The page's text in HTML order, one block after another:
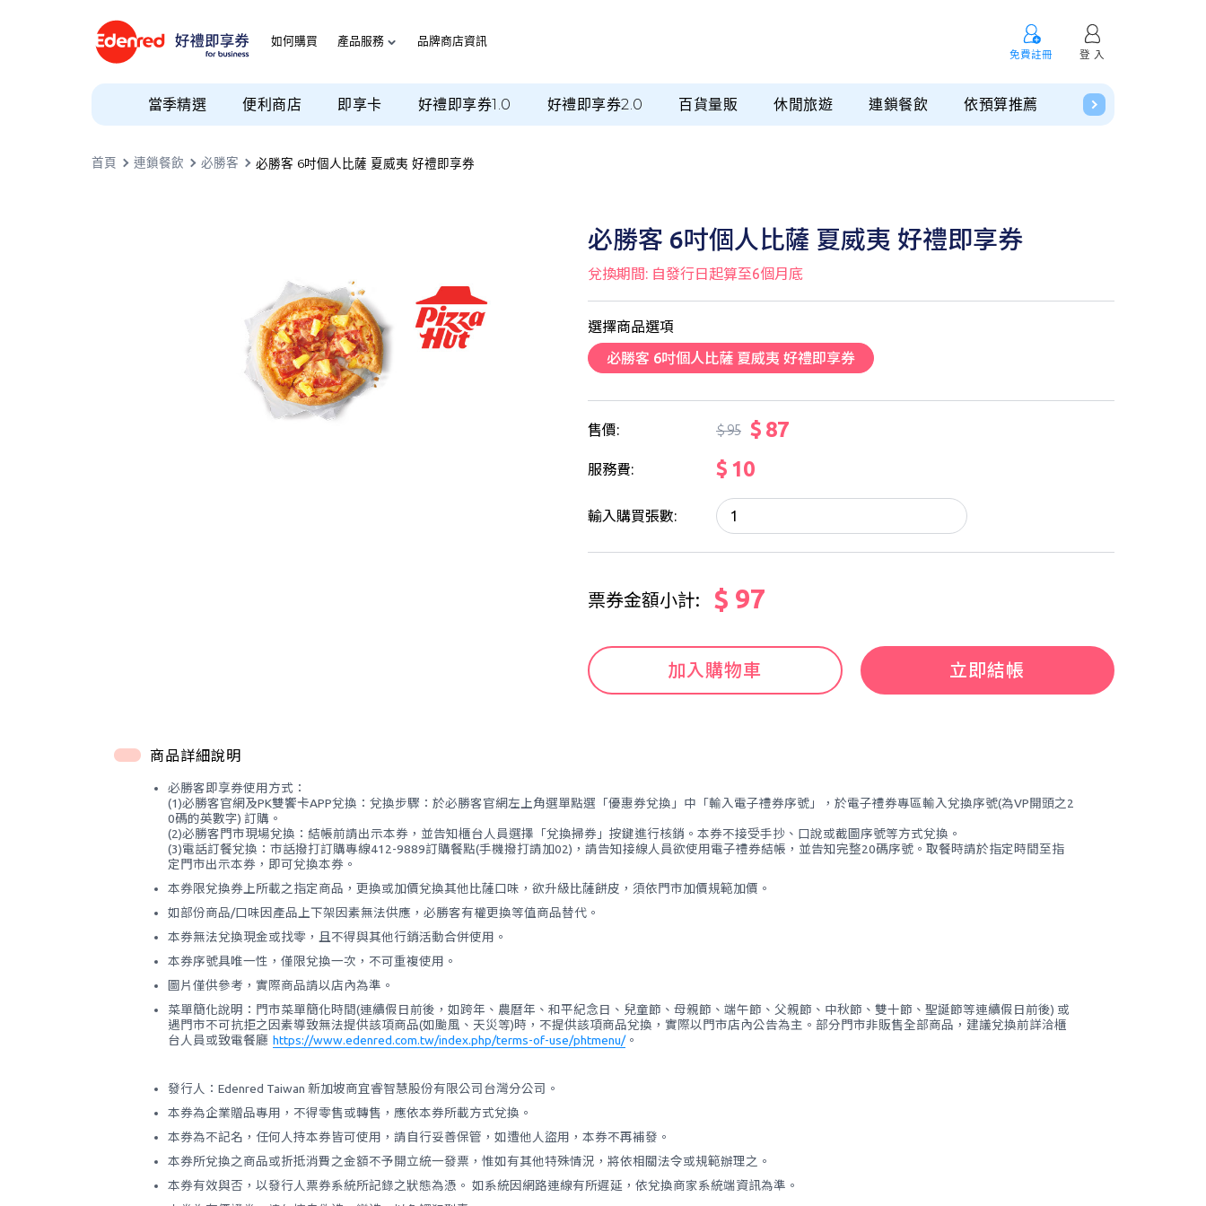
如何購買 產品服務 品牌商店資訊
免費註冊 登 入
當季精選 便利商店 即享卡 好禮即享券1.0 好禮即享券2.0 百貨量販 休閒旅遊 連鎖餐飲 依預算推薦 預購專區
首頁 連鎖餐飲 必勝客 必勝客 6吋個人比薩 夏威夷 好禮即享券
必勝客 6吋個人比薩 夏威夷 好禮即享券
兌換期間: 自發行日起算至6個月底
選擇商品選項
必勝客 6吋個人比薩 夏威夷 好禮即享券
售價: $ 95 $ 87
服務費: $ 10
輸入購買張數:
票券金額小計: $ 97
加入購物車 立即結帳
商品詳細說明
必勝客即享券使用方式：
(1)必勝客官網及PK雙饗卡APP兌換：兌換步驟：於必勝客官網左上角選單點選「優惠券兌換」中「輸入電子禮券序號」，於電子禮券專區輸入兌換序號(為VP開頭之2
0碼的英數字) 訂購。
(2)必勝客門市現場兌換：結帳前請出示本券，並告知櫃台人員選擇「兌換掃券」按鍵進行核銷。本券不接受手抄、口說或截圖序號等方式兌換。
(3)電話訂餐兌換：市話撥打訂購專線412-9889訂購餐點(手機撥打請加02)，請告知接線人員欲使用電子禮券結帳，並告知完整20碼序號。取餐時請於指定時間至指
定門市出示本券，即可兌換本券。
本券限兌換券上所載之指定商品，更換或加價兌換其他比薩口味，欲升級比薩餅皮，須依門市加價規範加價。
如部份商品/口味因產品上下架因素無法供應，必勝客有權更換等值商品替代。
本券無法兌換現金或找零，且不得與其他行銷活動合併使用。
本券序號具唯一性，僅限兌換一次，不可重複使用。
圖片僅供參考，實際商品請以店內為準。
菜單簡化說明：門市菜單簡化時間(連續假日前後，如跨年、農曆年、和平紀念日、兒童節、母親節、端午節、父親節、中秋節、雙十節、聖誕節等連續假日前後) 或
遇門市不可抗拒之因素導致無法提供該項商品(如颱風、天災等)時，不提供該項商品兌換，實際以門市店內公告為主。部分門市非販售全部商品，建議兌換前詳洽櫃
台人員或致電餐廳 https://www.edenred.com.tw/index.php/terms-of-use/phtmenu/。
發行人：Edenred Taiwan 新加坡商宜睿智慧股份有限公司台灣分公司。
本券為企業贈品專用，不得零售或轉售，應依本券所載方式兌換。
本券為不記名，任何人持本券皆可使用，請自行妥善保管，如遭他人盜用，本券不再補發。
本券所兌換之商品或折抵消費之金額不予開立統一發票，惟如有其他特殊情況，將依相關法令或規範辦理之。
本券有效與否，以發行人票券系統所記錄之狀態為憑。 如系統因網路連線有所遲延，依兌換商家系統端資訊為準。